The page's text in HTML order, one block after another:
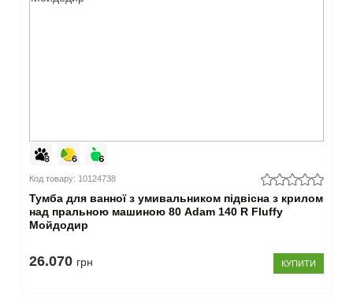
Код товару: 10124738
Тумба для ванної з умивальником підвісна з крилом
над пральною машиною 80 Adam 140 R Fluffy
Мойдодир
26.070 грн КУПИТИ